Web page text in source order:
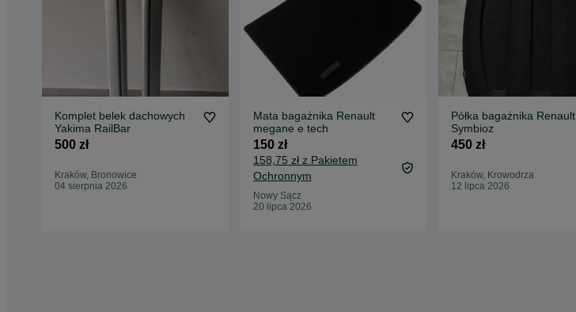
Komplet belek dachowych
Yakima RailBar
500 zł
Kraków, Bronowice
04 sierpnia 2026
Mata bagażnika Renault
megane e tech
150 zł
158,75 zł z Pakietem
Ochronnym
Nowy Sącz
20 lipca 2026
Półka bagażnika Renault
Symbioz
450 zł
Kraków, Krowodrza
12 lipca 2026